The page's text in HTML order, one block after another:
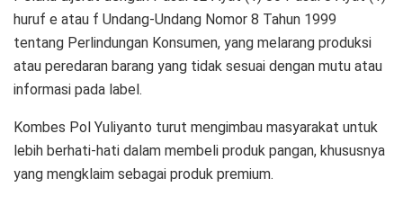
huruf e atau f Undang-Undang Nomor 8 Tahun 1999
tentang Perlindungan Konsumen, yang melarang produksi
atau peredaran barang yang tidak sesuai dengan mutu atau
informasi pada label.
Kombes Pol Yuliyanto turut mengimbau masyarakat untuk
lebih berhati-hati dalam membeli produk pangan, khususnya
yang mengklaim sebagai produk premium.